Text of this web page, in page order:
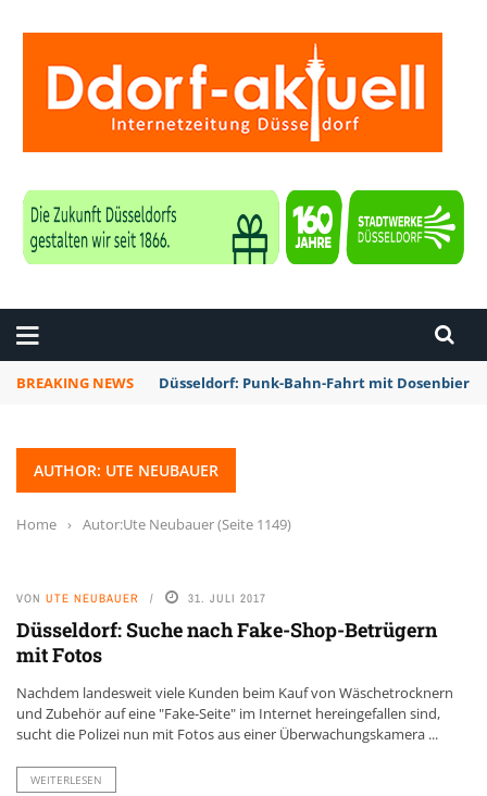
BREAKING NEWS Düsseldorf: Punk-Bahn-Fahrt mit Dosenbier
AUTHOR: UTE NEUBAUER
Home › Autor:Ute Neubauer(Seite 1149)
VON UTE NEUBAUER 31. JULI 2017
Düsseldorf: Suche nach Fake-Shop-Betrügern
mit Fotos
Nachdem landesweit viele Kunden beim Kauf von Wäschetrocknern
und Zubehör auf eine "Fake-Seite" im Internet hereingefallen sind,
sucht die Polizei nun mit Fotos aus einer Überwachungskamera ...
WEITERLESEN